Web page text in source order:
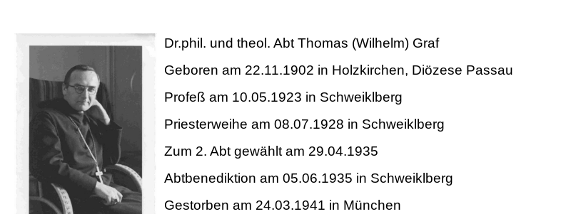
Dr.phil. und theol. Abt Thomas (Wilhelm) Graf
Geboren am 22.11.1902 in Holzkirchen, Diözese Passau
Profeß am 10.05.1923 in Schweiklberg
Priesterweihe am 08.07.1928 in Schweiklberg
Zum 2. Abt gewählt am 29.04.1935
Abtbenediktion am 05.06.1935 in Schweiklberg
Gestorben am 24.03.1941 in München